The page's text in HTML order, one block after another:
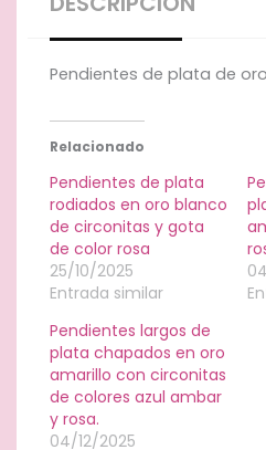
Pendientes de plata de
Relacionado
Pendientes de plata
rodiados en oro blanco
de circonitas y gota
de color rosa
25/10/2025
Entrada similar
Pendientes largos de
plata chapados en oro
amarillo con circonitas
de colores azul ambar
y rosa.
04/12/2025